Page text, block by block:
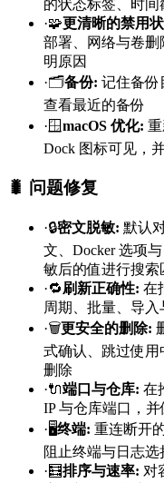
的状态标签、时
·🧩更清晰的禁用
部署、网络与卷
明原因
·🗂️备份: 记住备份
查看最近的备份
·🪟macOS 优化:
Dock 图标可见，
🐛 问题修复
·🔒密文脱敏: 默认
文、Docker 选项
敏后的值进行搜索
·🔁刷新正确性: 在
周期、批量、导
·🗑️更安全的删除:
式确认、跳过使
删除
·🔌端口与仓库: 在
IP 与仓库端口，
·🖥️终端: 重连断开
阻止终端与日志选
·🧮排序与速率: 对